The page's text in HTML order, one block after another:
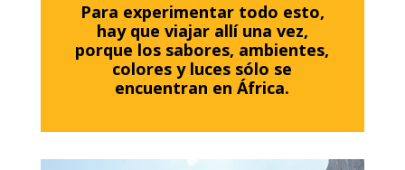
Para experimentar todo esto,
hay que viajar allí una vez,
porque los sabores, ambientes,
colores y luces sólo se
encuentran en África.